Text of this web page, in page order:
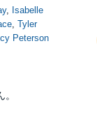
, Isabelle
,Tyler
Peterson